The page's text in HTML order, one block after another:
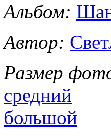
Альбом:
Автор:
Размер
средний
большой